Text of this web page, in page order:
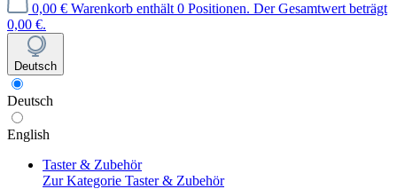
0,00 € Warenkorb enthält 0 Positionen. Der Gesamtwert beträgt
0,00 €.
Deutsch
Deutsch
English
Taster & Zubehör
Zur Kategorie Taster & Zubehör